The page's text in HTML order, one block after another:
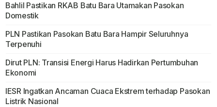
Bahlil Pastikan RKAB Batu Bara Utamakan Pasokan
Domestik
PLN Pastikan Pasokan Batu Bara Hampir Seluruhnya
Terpenuhi
Dirut PLN: Transisi Energi Harus Hadirkan Pertumbuhan
Ekonomi
IESR Ingatkan Ancaman Cuaca Ekstrem terhadap Pasokan
Listrik Nasional